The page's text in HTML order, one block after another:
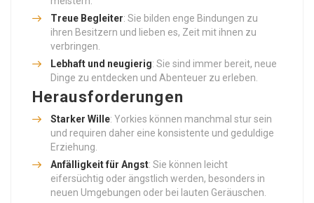
Treue Begleiter: Sie bilden enge Bindungen zu
ihren Besitzern und lieben es, Zeit mit ihnen zu
verbringen.
Lebhaft und neugierig: Sie sind immer bereit, neue
Dinge zu entdecken und Abenteuer zu erleben.
Herausforderungen
Starker Wille: Yorkies können manchmal stur sein
und requiren daher eine konsistente und geduldige
Erziehung.
Anfälligkeit für Angst: Sie können leicht
eifersüchtig oder ängstlich werden, besonders in
neuen Umgebungen oder bei lauten Geräuschen.